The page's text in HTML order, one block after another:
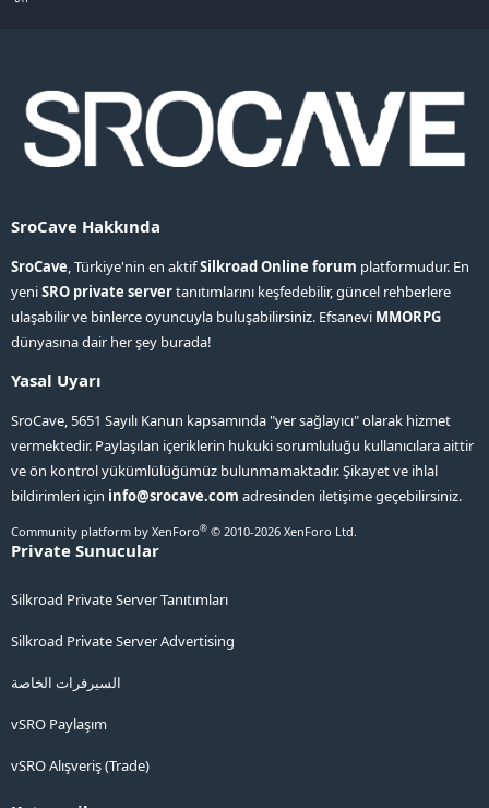
SroCave Hakkında
SroCave, Türkiye'nin en aktifSilkroad Online forum platformudur. En
yeniSRO private servertanıtımlarını keşfedebilir, güncel rehberlere
ulaşabilir ve binlerce oyuncuyla buluşabilirsiniz. Efsanevi MMORPG
dünyasına dair her şey burada!
Yasal Uyarı
SroCave, 5651 Sayılı Kanun kapsamında "yer sağlayıcı" olarak hizmet
vermektedir. Paylaşılan içeriklerin hukuki sorumluluğu kullanıcılara aittir
ve ön kontrol yükümlülüğümüz bulunmamaktadır. Şikayet ve ihlal
bildirimleri için info@srocave.com adresinden iletişime geçebilirsiniz.
Community platform by XenForo® © 2010-2026 XenForo Ltd.
Private Sunucular
Silkroad Private Server Tanıtımları
Silkroad Private Server Advertising
السيرفرات الخاصة
vSRO Paylaşım
vSRO Alışveriş (Trade)